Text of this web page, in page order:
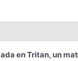
en Tritan, un